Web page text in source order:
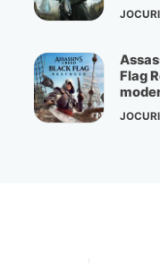
JOCURI
Flag
JOCURI